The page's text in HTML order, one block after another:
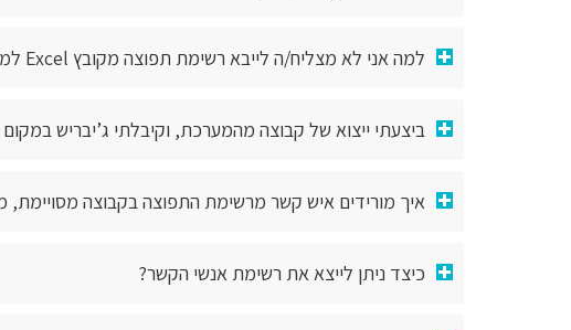
למה אני לא מצליח/ה לייבא רשימת תפוצה מקובץ Excel למערכת?
ביצעתי ייצוא של קבוצה מהמערכת, וקיבלתי ג’יבריש
איך מורידים איש קשר מרשימת התפוצה בקבוצה מסויימת,
כיצד ניתן לייצא את רשימת אנשי הקשר?